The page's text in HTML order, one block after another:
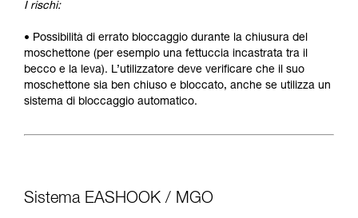
I rischi:
• Possibilità di errato bloccaggio durante la chiusura del
moschettone (per esempio una fettuccia incastrata tra il
becco e la leva). L’utilizzatore deve verificare che il suo
moschettone sia ben chiuso e bloccato, anche se utilizza un
sistema di bloccaggio automatico.
Sistema EASHOOK / MGO